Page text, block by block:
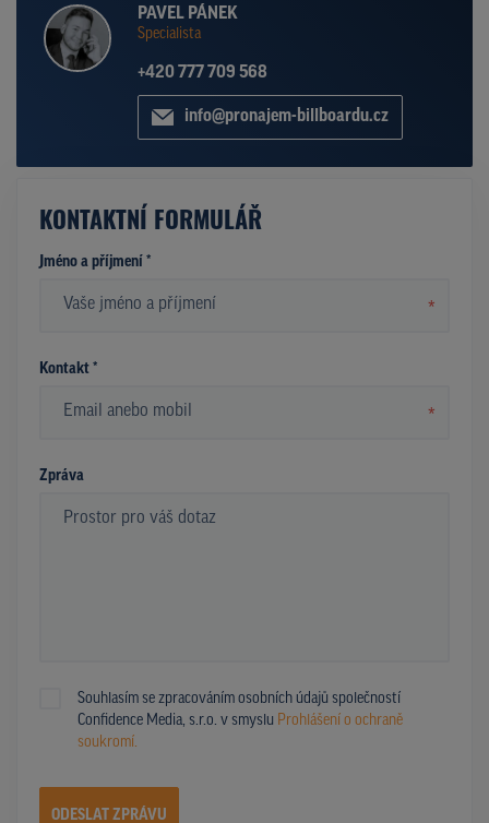
PAVEL PÁNEK
Specialista
+420 777 709 568
info@pronajem-billboardu.cz
KONTAKTNÍ FORMULÁŘ
Jméno a příjmení *
*
Kontakt *
*
Zpráva
Souhlasím se zpracováním osobních údajů společností
Confidence Media, s.r.o. v smyslu Prohlášení o ochraně
soukromí.
ODESLAT ZPRÁVU